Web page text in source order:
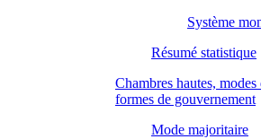
Système
Résumé statistique
Chambres hautes,
formes de gouvernement
Mode majoritaire